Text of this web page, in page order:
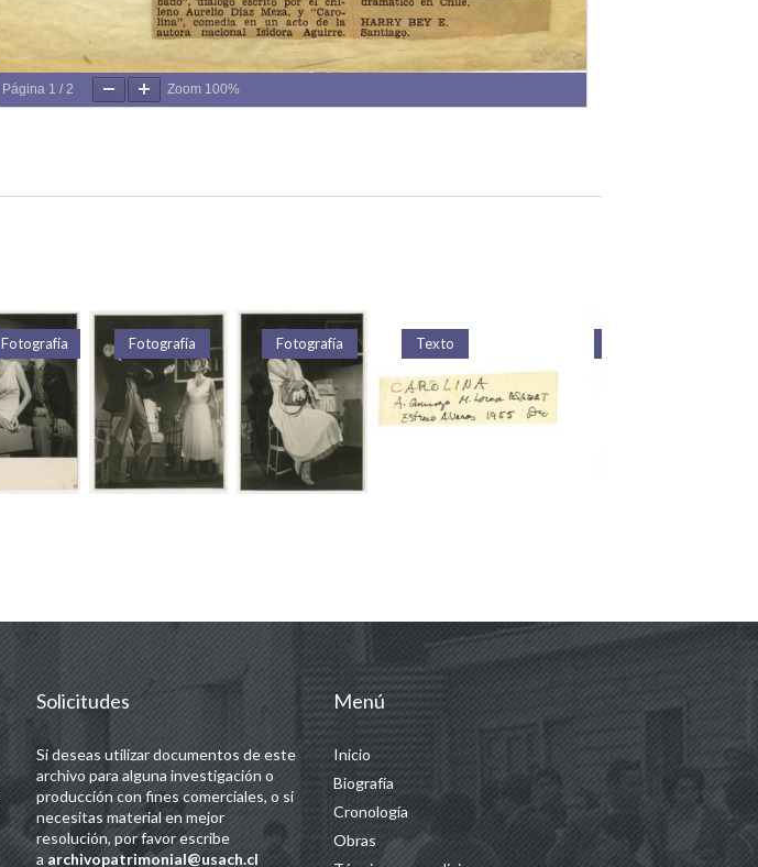
Página 1 / 2 Zoom 100%
Fotografía Fotografía Fotografía Texto
Solicitudes
Si deseas utilizar documentos de este
archivo para alguna investigación o
producción con fines comerciales, o si
necesitas material en mejor
resolución, por favor escribe
a archivopatrimonial@usach.cl
Menú
Inicio
Biografía
Cronología
Obras